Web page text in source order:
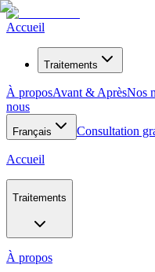
Accueil
Traitements
À proposAvant & AprèsNos
nous
Français Consultation
Accueil
Traitements
À propos